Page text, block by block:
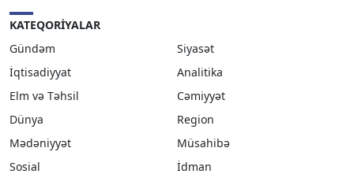
KATEQORIYALAR
Gündəm
Siyasət
İqtisadiyyat
Analitika
Elm və Təhsil
Cəmiyyət
Dünya
Region
Mədəniyyət
Müsahibə
Sosial
İdman